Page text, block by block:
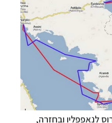
לנאפפליו ובחזרה,